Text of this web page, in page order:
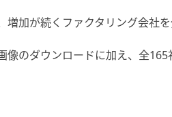
増加が続くファクタリング会社
像のダウンロードに加え、全165